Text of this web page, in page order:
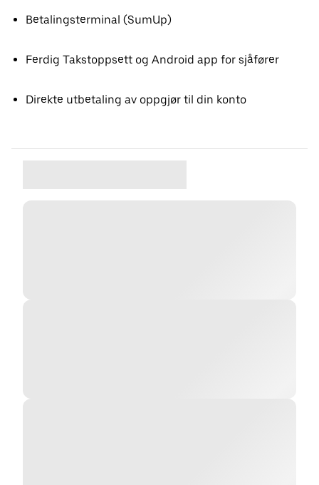
Betalingsterminal (SumUp)
Ferdig Takstoppsett og Android app for sjåfører
Direkte utbetaling av oppgjør til din konto